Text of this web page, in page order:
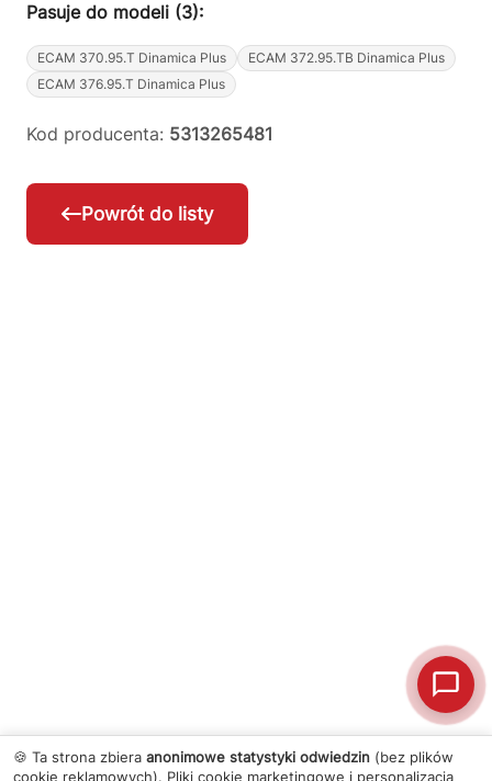
Pasuje do modeli (3):
ECAM 370.95.T Dinamica Plus
ECAM 372.95.TB Dinamica Plus
ECAM 376.95.T Dinamica Plus
Kod producenta: 5313265481
Powrót do listy
🍪 Ta strona zbiera anonimowe statystyki odwiedzin (bez plików
cookie reklamowych). Pliki cookie marketingowe i personalizacja